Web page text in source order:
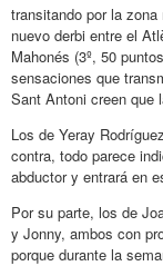
transitando por la
nuevo derbi entre el
Mahonés (3º, 50
sensaciones que
Sant Antoni creen que
Los de Yeray
contra, todo parece
abductor y entrará en
Por su parte, los de
y Jonny, ambos con
porque durante la